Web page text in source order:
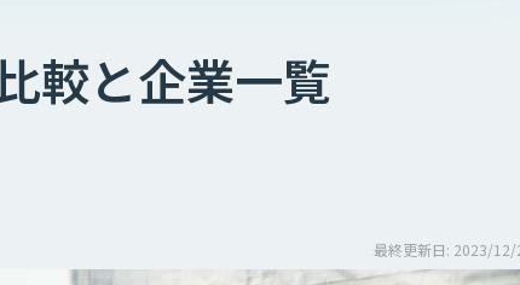
較と企業一覧
最終更新日: 2023/12/